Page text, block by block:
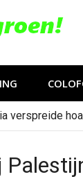
verspreide